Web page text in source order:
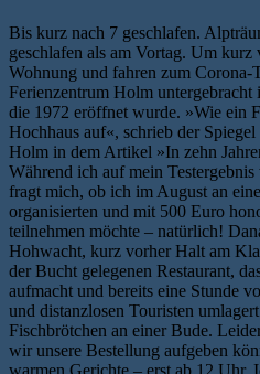
Bis kurz nach 7 geschlafen.
geschlafen als am Vortag. Um
Wohnung und fahren zum Corona-
Ferienzentrum Holm untergebracht
die 1972 eröffnet wurde. »Wie ein
Hochhaus auf«, schrieb der
Holm in dem Artikel »In zehn
Während ich auf mein
fragt mich, ob ich im August an
organisierten und mit 500 Euro
teilnehmen möchte – natürlich!
Hohwacht, kurz vorher Halt am
der Bucht gelegenen Restaurant,
aufmacht und bereits eine Stunde
und distanzlosen Touristen
Fischbrötchen an einer Bude.
wir unsere Bestellung aufgeben
warmen Gerichte – erst ab 12 Uhr.